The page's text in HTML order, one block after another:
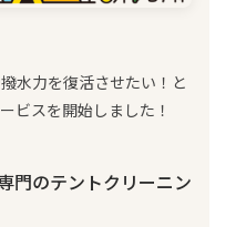
水力を復活させたい！と
ビスを開始しました！
門のテントクリーニン